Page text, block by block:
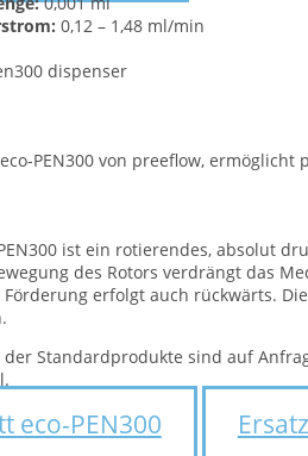
0,12 – 1,48 ml/min
PEN300 von preeflow,
ist ein rotierendes, absolut
des Rotors verdrängt das
erfolgt auch rückwärts.
Standardprodukte sind auf
eco-PEN300